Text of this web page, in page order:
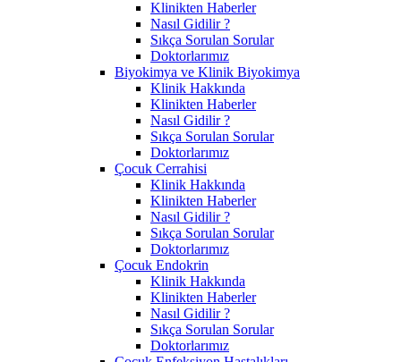
Klinikten Haberler
Nasıl Gidilir ?
Sıkça Sorulan Sorular
Doktorlarımız
Biyokimya ve Klinik Biyokimya
Klinik Hakkında
Klinikten Haberler
Nasıl Gidilir ?
Sıkça Sorulan Sorular
Doktorlarımız
Çocuk Cerrahisi
Klinik Hakkında
Klinikten Haberler
Nasıl Gidilir ?
Sıkça Sorulan Sorular
Doktorlarımız
Çocuk Endokrin
Klinik Hakkında
Klinikten Haberler
Nasıl Gidilir ?
Sıkça Sorulan Sorular
Doktorlarımız